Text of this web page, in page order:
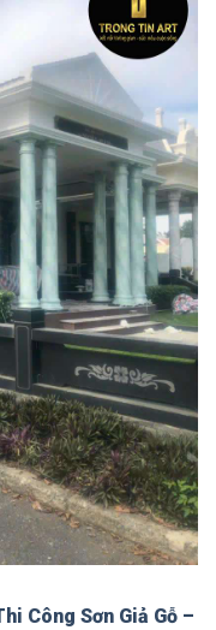
Công Sơn Giả Gỗ –